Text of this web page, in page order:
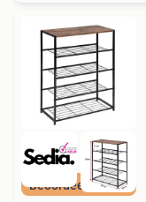
Beoordeeld met 9+